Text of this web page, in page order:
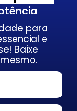
para
e
Baixe